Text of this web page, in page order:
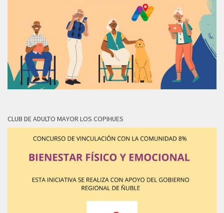
CLUB DE ADULTO MAYOR LOS COPIHUES